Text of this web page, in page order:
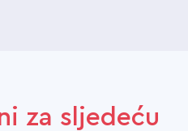
za sljedeću